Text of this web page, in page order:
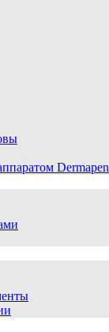
Dermapen